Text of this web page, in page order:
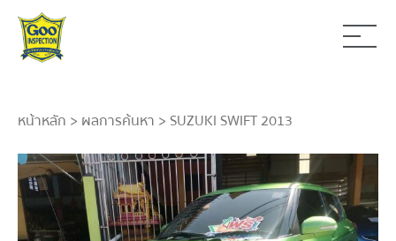
หน้าหลัก > ผลการค้นหา > SUZUKI SWIFT 2013